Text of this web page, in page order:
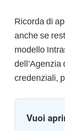
Ricorda di
anche se
modello
credenziali,
Vuoi